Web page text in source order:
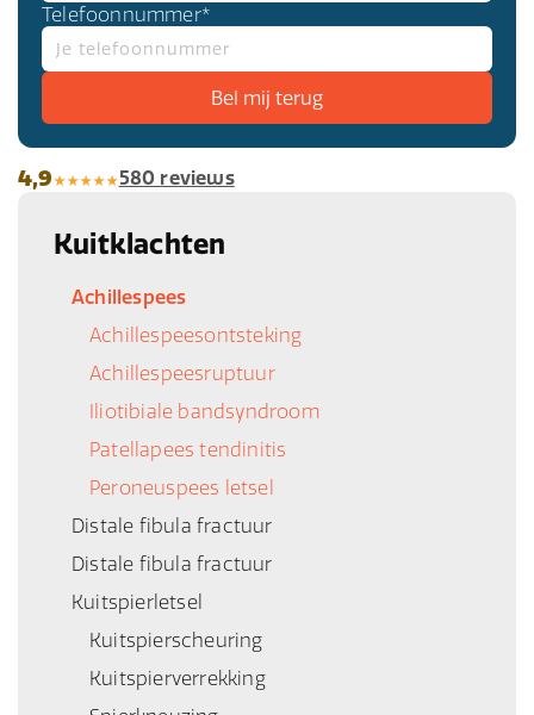
Telefoonnummer*
4,9 580 reviews
Kuitklachten
Achillespees
Achillespeesontsteking
Achillespeesruptuur
Iliotibiale bandsyndroom
Patellapees tendinitis
Peroneuspees letsel
Distale fibula fractuur
Distale fibula fractuur
Kuitspierletsel
Kuitspierscheuring
Kuitspierverrekking